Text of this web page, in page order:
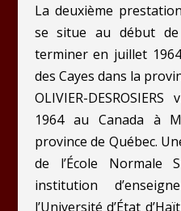
La deuxième
se situe au début
terminer en juillet
des Cayes dans la
OLIVIER-
1964 au Canada à
province de Québec.
de l’École Normale
institution
l’Université d’État